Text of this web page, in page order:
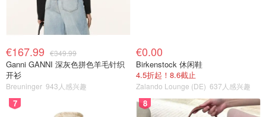
€167.99 €349.99
Ganni GANNI 深灰色拼色羊毛针织
开衫
Breuninger 943人感兴趣
€0.00
Birkenstock 休闲鞋
4.5折起！8.6截止
Zalando Lounge (DE) 637人感兴趣
7 8